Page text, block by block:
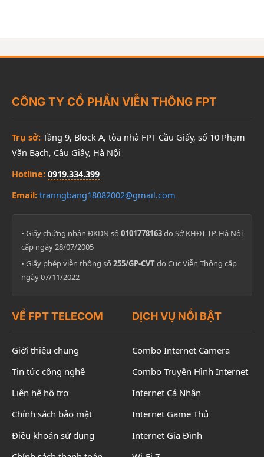
CÔNG TY CỔ PHẦN VIỄN THÔNG FPT
Trụ sở: Tầng 9, Block A, tòa nhà FPT Cầu Giấy, số 10 Phạm
Văn Bạch, Cầu Giấy, Hà Nội
Hotline: 0919.334.399
Email: tranngbang18082002@gmail.com
• Giấy chứng nhận ĐKDN số 0101778163do Sở KHĐT TP. Hà Nội
cấp ngày 28/07/2005
• Giấy phép viễn thông số 255/GP-CVTdo Cục Viễn Thông cấp
ngày 07/11/2022
VỀ FPT TELECOM
Giới thiệu chung
Tin tức công nghệ
Liên hệ hỗ trợ
Chính sách bảo mật
Điều khoản sử dụng
DỊCH VỤ NỔI BẬT
Combo Internet Camera
Combo Truyền Hình Internet
Internet Cá Nhân
Internet Game Thủ
Internet Gia Đình